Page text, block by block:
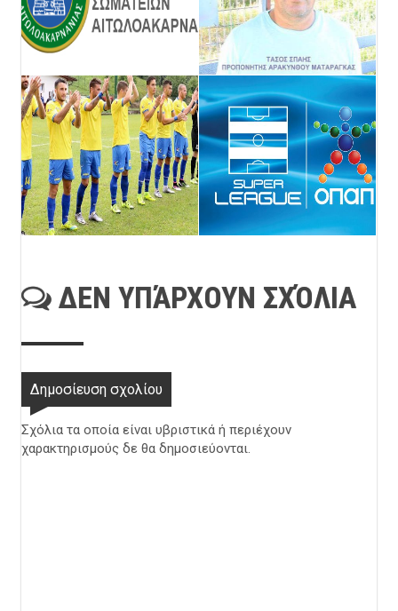
ΔΕΝ ΥΠΆΡΧΟΥΝ ΣΧΌΛΙΑ
Δημοσίευση σχολίου
Σχόλια τα οποία είναι υβριστικά ή περιέχουν
χαρακτηρισμούς δε θα δημοσιεύονται.